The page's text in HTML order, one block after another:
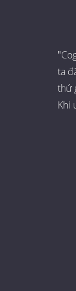
ta
thứ
Khi